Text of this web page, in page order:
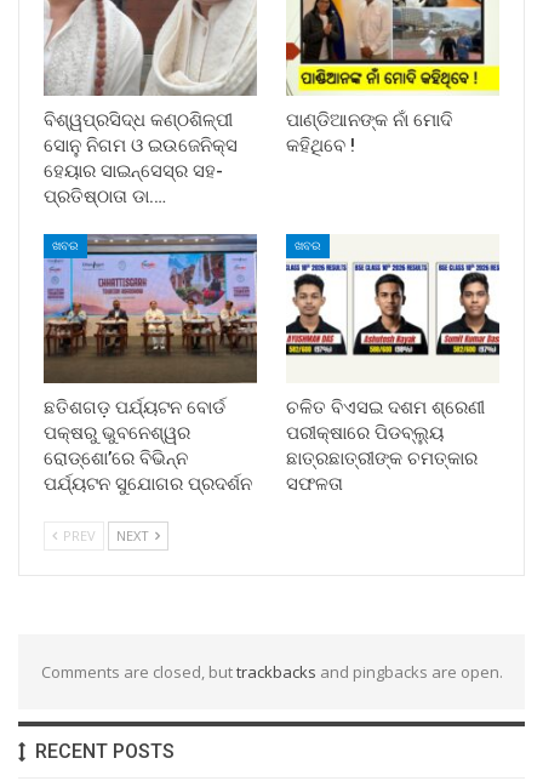
ବିଶ୍ୱପ୍ରସିଦ୍ଧ କଣ୍ଠଶିଳ୍ପୀ
ସୋନୁ ନିଗମ ଓ ଇଉଜେନିକ୍ସ
ହେୟାର ସାଇନ୍ସେସ୍ର ସହ-
ପ୍ରତିଷ୍ଠାତା ଡା.…
ପାଣ୍ଡିଆନଙ୍କ ନାଁ ମୋଦି
କହିଥିବେ !
ଖବର
ଛତିଶଗଡ଼ ପର୍ଯ୍ୟଟନ ବୋର୍ଡ
ପକ୍ଷରୁ ଭୁବନେଶ୍ୱର
ରୋଡ୍‌ଶୋ’ରେ ବିଭିନ୍ନ
ପର୍ଯ୍ୟଟନ ସୁଯୋଗର ପ୍ରଦର୍ଶନ
ଖବର
ଚଳିତ ବିଏସଇ ଦଶମ ଶ୍ରେଣୀ
ପରୀକ୍ଷାରେ ପିଡବ୍ଲ୍ୟୁ
ଛାତ୍ରଛାତ୍ରୀଙ୍କ ଚମତ୍କାର
ସଫଳତା
PREV NEXT
Comments are closed, buttrackbacks and pingbacks are open.
RECENT POSTS